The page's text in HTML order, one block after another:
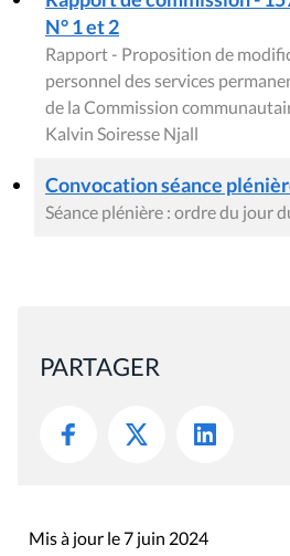
N° 1 et 2
Rapport - Proposition de
personnel des services
de la Commission
Kalvin Soiresse Njall
Convocation séance
Séance plénière : ordre du jour
PARTAGER
Mis à jour le 7 juin 2024